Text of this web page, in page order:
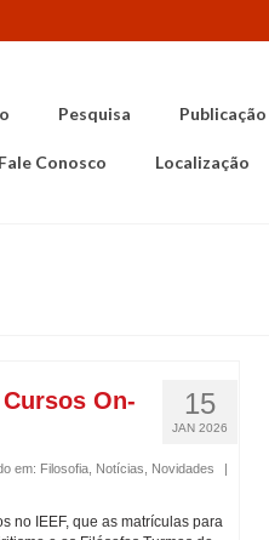
Pesquisa Publicação
Fale Conosco Localização
15
JAN 2026
On-
em: Filosofia, Notícias Novidades
|
no IEEF, que as matrículas para